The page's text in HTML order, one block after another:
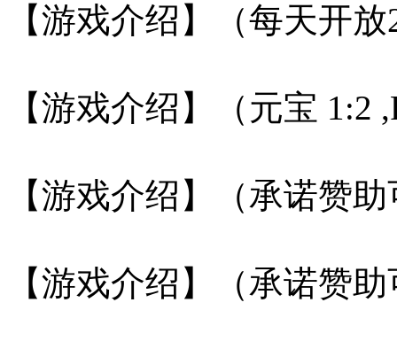
【游戏介绍】（每天开
【游戏介绍】（元宝
【游戏介绍】（承诺赞
【游戏介绍】（承诺赞